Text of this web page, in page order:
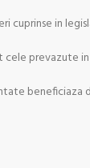
cuprinse in
prevazute
beneficiaza